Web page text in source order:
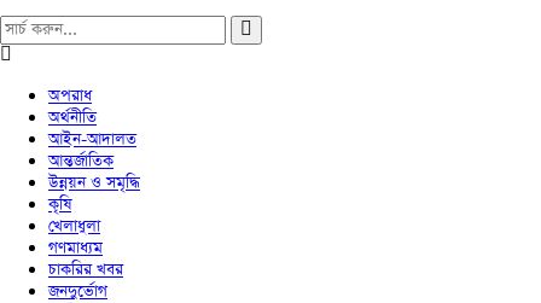
অপরাধ
অর্থনীতি
আইন-আদালত
আন্তর্জাতিক
উন্নয়ন ও সমৃদ্ধি
কৃষি
খেলাধুলা
গণমাধ্যম
চাকরির খবর
জনদুর্ভোগ